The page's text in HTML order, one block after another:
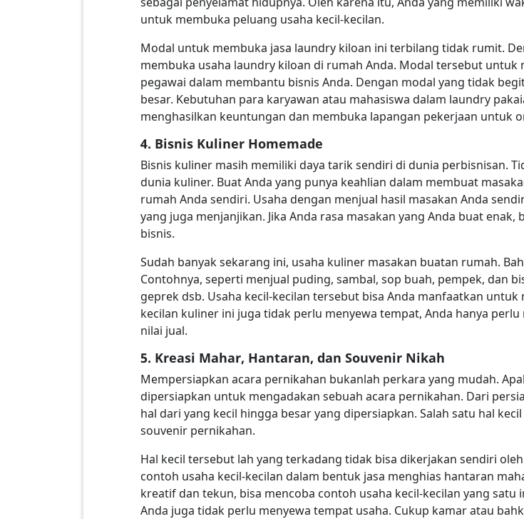
untuk membuka peluang usaha kecil-kecilan.
Modal untuk membuka jasa laundry kiloan ini terbilang tidak rumit.
membuka usaha laundry kiloan di rumah Anda. Modal tersebut
pegawai dalam membantu bisnis Anda. Dengan modal yang tidak
besar. Kebutuhan para karyawan atau mahasiswa dalam laundry
menghasilkan keuntungan dan membuka lapangan pekerjaan untuk
4. Bisnis Kuliner Homemade
Bisnis kuliner masih memiliki daya tarik sendiri di dunia perbisnisan.
dunia kuliner. Buat Anda yang punya keahlian dalam membuat
rumah Anda sendiri. Usaha dengan menjual hasil masakan Anda
yang juga menjanjikan. Jika Anda rasa masakan yang Anda buat
bisnis.
Sudah banyak sekarang ini, usaha kuliner masakan buatan rumah.
Contohnya, seperti menjual puding, sambal, sop buah, pempek, dan
geprek dsb. Usaha kecil-kecilan tersebut bisa Anda manfaatkan
kecilan kuliner ini juga tidak perlu menyewa tempat, Anda hanya
nilai jual.
5. Kreasi Mahar, Hantaran, dan Souvenir Nikah
Mempersiapkan acara pernikahan bukanlah perkara yang mudah.
dipersiapkan untuk mengadakan sebuah acara pernikahan. Dari
hal dari yang kecil hingga besar yang dipersiapkan. Salah satu hal
souvenir pernikahan.
Hal kecil tersebut lah yang terkadang tidak bisa dikerjakan sendiri
contoh usaha kecil-kecilan dalam bentuk jasa menghias hantaran
kreatif dan tekun, bisa mencoba contoh usaha kecil-kecilan yang
Anda juga tidak perlu menyewa tempat usaha. Cukup kamar atau